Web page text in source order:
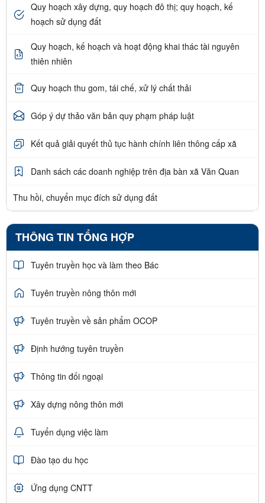
Quy hoạch xây dựng, quy hoạch đô thị; quy hoạch, kế
hoạch sử dụng đất
Quy hoạch, kế hoạch và hoạt động khai thác tài nguyên
thiên nhiên
Quy hoạch thu gom, tái chế, xử lý chất thải
Góp ý dự thảo văn bản quy phạm pháp luật
Kết quả giải quyết thủ tục hành chính liên thông cấp xã
Danh sách các doanh nghiệp trên địa bàn xã Văn Quan
Thu hồi, chuyển mục đích sử dụng đất
THÔNG TIN TỔNG HỢP
Tuyên truyền học và làm theo Bác
Tuyên truyền nông thôn mới
Tuyên truyền về sản phẩm OCOP
Định hướng tuyên truyền
Thông tin đối ngoại
Xây dựng nông thôn mới
Tuyển dụng việc làm
Đào tạo du học
Ứng dụng CNTT